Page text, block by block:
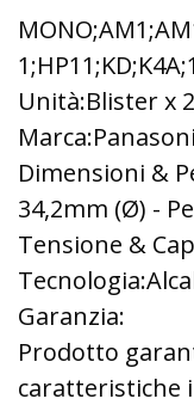
Unità:Blister x 2
Dimensioni &
34,2mm (Ø) -
Tensione &
Garanzia:
Prodotto
caratteristiche